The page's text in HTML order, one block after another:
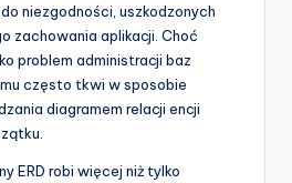
niezgodności, uszkodzonych
zachowania aplikacji. Choć
problem administracji baz
często tkwi w sposobie
diagramem relacji encji
ERD robi więcej niż tylko